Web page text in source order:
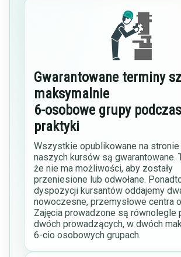
Gwarantowane terminy
maksymalnie
6-osobowe grupy podczas
praktyki
Wszystkie opublikowane na
naszych kursów są gwarantowane.
że nie ma możliwości, aby zostały
przeniesione lub odwołane.
dyspozycji kursantów oddajemy
nowoczesne, przemysłowe centra
Zajęcia prowadzone są równolegle
dwóch prowadzących, w dwóch
6-cio osobowych grupach.